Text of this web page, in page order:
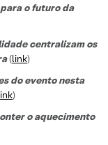
o futuro da
centralizam os
(link)
do evento nesta
)
o aquecimento